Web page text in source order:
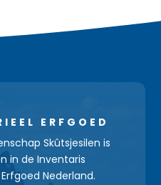
ERFGOED
Skûtsjesilen is
in de Inventaris
Nederland.